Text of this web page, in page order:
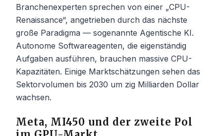
Branchenexperten sprechen von einer „CPU-
Renaissance“, angetrieben durch das nächste
große Paradigma — sogenannte Agentische KI.
Autonome Softwareagenten, die eigenständig
Aufgaben ausführen, brauchen massive CPU-
Kapazitäten. Einige Marktschätzungen sehen das
Sektorvolumen bis 2030 um zig Milliarden Dollar
wachsen.
Meta, MI450 und der zweite Pol